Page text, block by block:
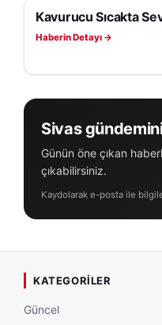
YAŞAM
Kavurucu Sıcakta
Haberin Detayı →
Sivas
Günün öne çıkan
çıkabilirsiniz.
Kaydolarak e-posta ile
KATEGORILER
Güncel